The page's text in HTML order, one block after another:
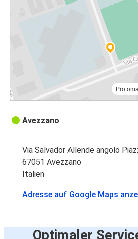
Avezzano
Via Salvador Allende angolo
67051 Avezzano
Italien
Adresse auf Google Maps
Optimaler